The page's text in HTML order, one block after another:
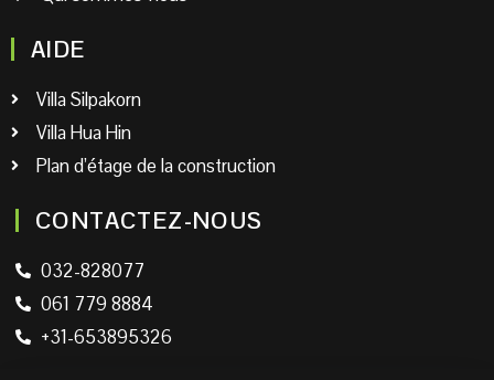
AIDE
Villa Silpakorn
Villa Hua Hin
Plan d’étage de la construction
CONTACTEZ-NOUS
032-828077
061 779 8884
+31-653895326